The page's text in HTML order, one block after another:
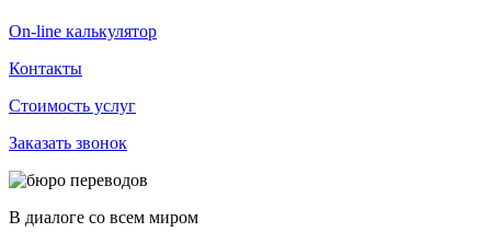
On-line калькулятор
Контакты
Стоимость услуг
Заказать звонок
В диалоге со всем миром